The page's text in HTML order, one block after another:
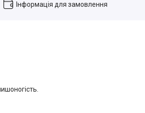
Інформація для замовлення